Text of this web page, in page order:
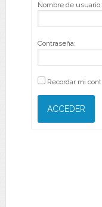
Nombre de usuario:
Contraseña:
Recordar mi
ACCEDER